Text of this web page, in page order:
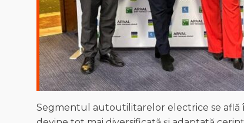
Segmentul autoutilitarelor electrice se